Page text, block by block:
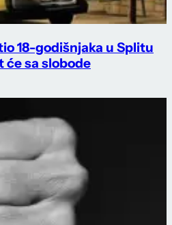
18-godišnjaka u Splitu
će sa slobode